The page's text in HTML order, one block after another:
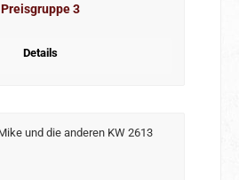
Preisgruppe 3
Details